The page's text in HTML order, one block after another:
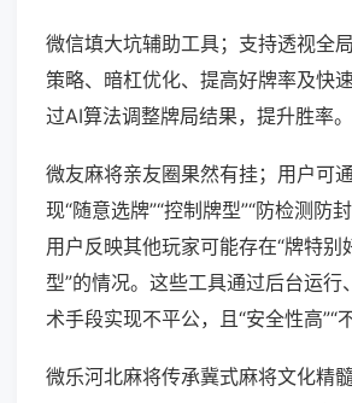
微信填大坑辅助工具；支持透视全
策略、暗杠优化、提高好牌率及快
过AI算法调整牌局结果，提升胜率。
微友麻将亲友圈果然有挂；用户可
现“随意选牌”“控制牌型”“防检测防
用户反映其他玩家可能存在“牌特别
型”的情况。这些工具通过后台运行
术手段实现不平公，且“安全性高”“
微乐河北麻将传承冀式麻将文化精